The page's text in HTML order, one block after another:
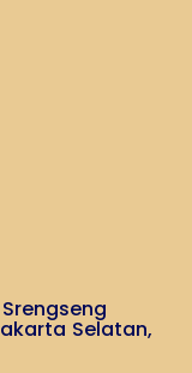
Srengseng
Selatan,